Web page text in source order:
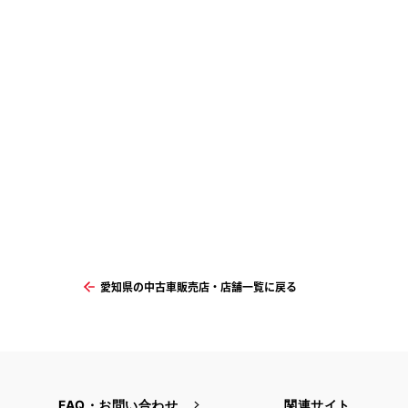
愛知県の中古車販売店・店舗一覧に戻る
FAQ・お問い合わせ 関連サイト